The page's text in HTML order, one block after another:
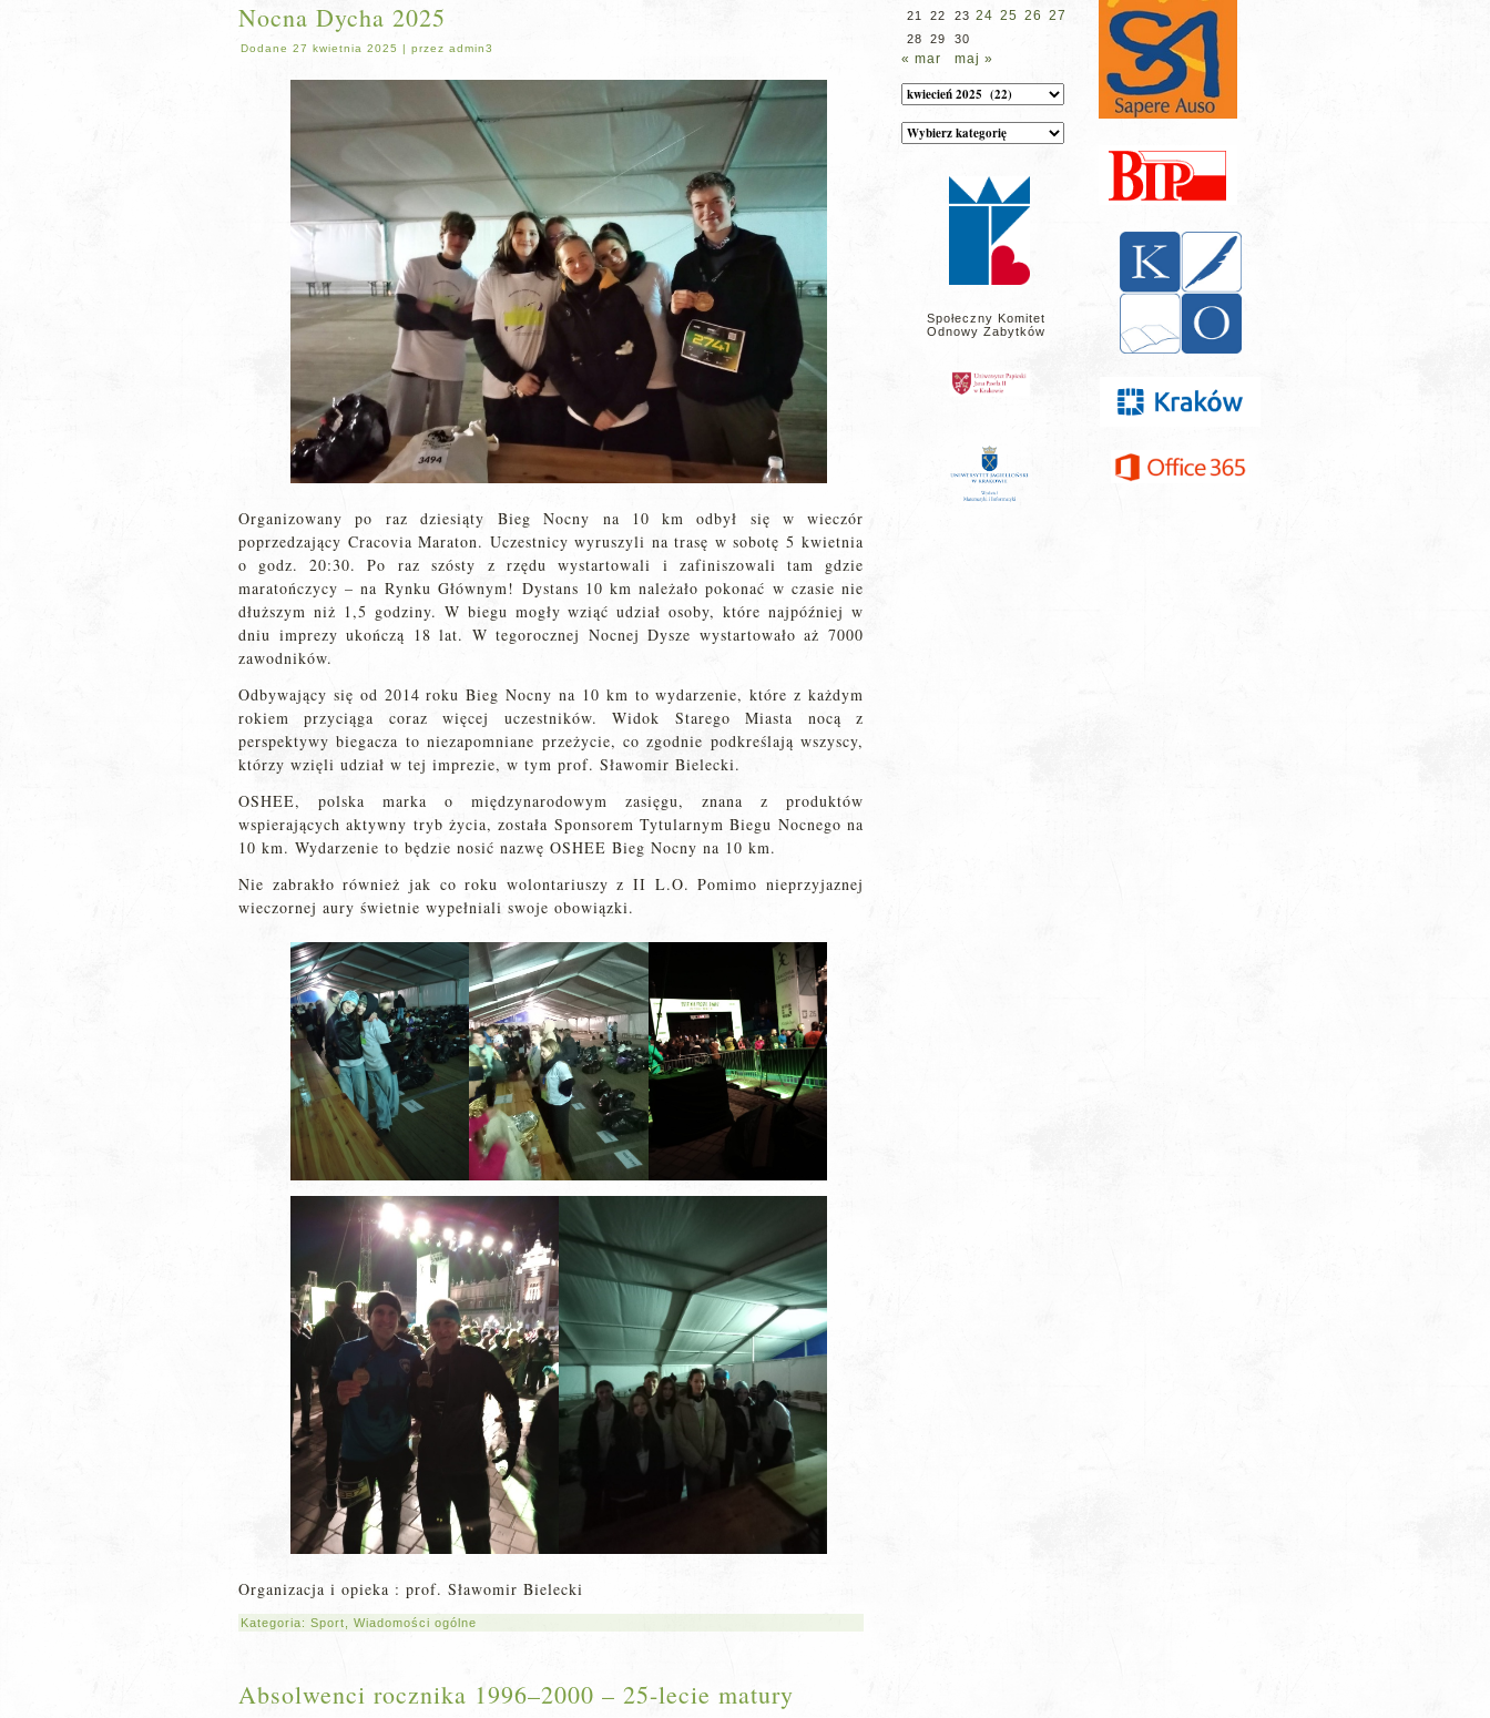
Nocna Dycha 2025
Dodane 27 kwietnia 2025 | przez admin3
Organizowany po raz dziesiąty Bieg Nocny na 10 km odbył się w wieczór
poprzedzający Cracovia Maraton. Uczestnicy wyruszyli na trasę w sobotę 5 kwietnia
o godz. 20:30. Po raz szósty z rzędu wystartowali i zafiniszowali tam gdzie
maratończycy – na Rynku Głównym! Dystans 10 km należało pokonać w czasie nie
dłuższym niż 1,5 godziny. W biegu mogły wziąć udział osoby, które najpóźniej w
dniu imprezy ukończą 18 lat. W tegorocznej Nocnej Dysze wystartowało aż 7000
zawodników.
Odbywający się od 2014 roku Bieg Nocny na 10 km to wydarzenie, które z każdym
rokiem przyciąga coraz więcej uczestników. Widok Starego Miasta nocą z
perspektywy biegacza to niezapomniane przeżycie, co zgodnie podkreślają wszyscy,
którzy wzięli udział w tej imprezie, w tym prof. Sławomir Bielecki.
OSHEE, polska marka o międzynarodowym zasięgu, znana z produktów
wspierających aktywny tryb życia, została Sponsorem Tytularnym Biegu Nocnego na
10 km. Wydarzenie to będzie nosić nazwę OSHEE Bieg Nocny na 10 km.
Nie zabrakło również jak co roku wolontariuszy z II L.O. Pomimo nieprzyjaznej
wieczornej aury świetnie wypełniali swoje obowiązki.
Organizacja i opieka : prof. Sławomir Bielecki
Kategoria: Sport Wiadomości ogólne
Absolwenci rocznika 1996–2000 – 25-lecie matury
21
22 23 24 25 26 27
28 29 30
« mar maj »
Archiwum
Kategorie
wpisów
Społeczny Komitet
Odnowy Zabytków